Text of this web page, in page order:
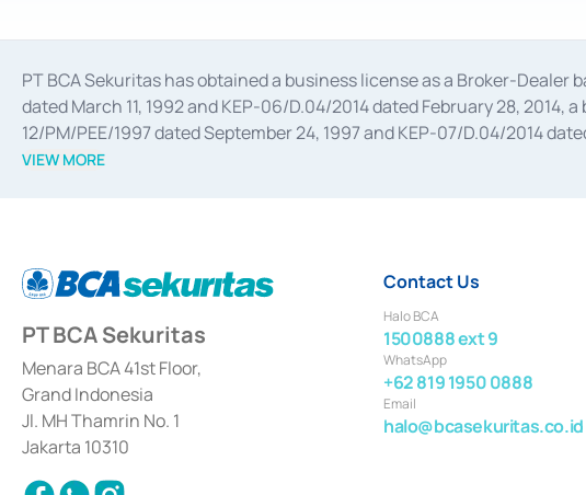
PT BCA Sekuritas has obtained a business license as a Broker-
dated March 11, 1992 and KEP-06/D.04/2014 dated February 28,
12/PM/PEE/1997 dated September 24, 1997 and KEP-07/D.04/2014
divestments, and joint ventures based on the decree of the Financial
Settlement of Commercial Paper Transactions whose license was
VIEW MORE
PT BCA Sekuritas
Menara BCA 41st Floor,
Grand Indonesia
Jl. MH Thamrin No. 1
Jakarta 10310
Contact Us
Halo BCA
1500888 ext 9
WhatsApp
+62 819 1950 0888
Email
halo@bcasekuritas.co.id